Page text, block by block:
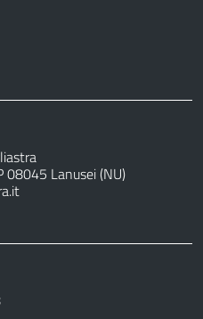
08045 Lanusei (NU)